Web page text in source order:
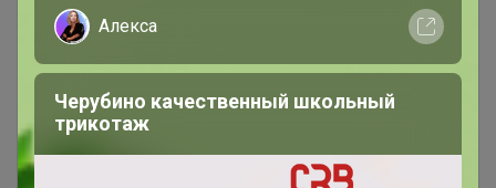
Чтобы ответить или задать вопрос
необходимо авторизоваться на сайте
Алекса
Черубино качественный школьный
трикотаж